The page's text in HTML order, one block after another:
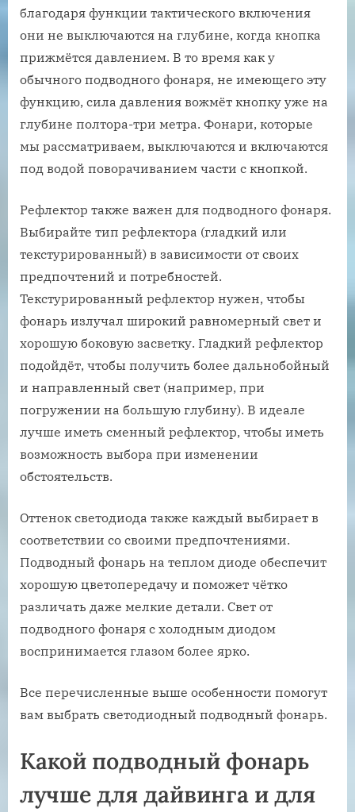
благодаря функции тактического включения
они не выключаются на глубине, когда кнопка
прижмётся давлением. В то время как у
обычного подводного фонаря, не имеющего эту
функцию, сила давления вожмёт кнопку уже на
глубине полтора-три метра. Фонари, которые
мы рассматриваем, выключаются и включаются
под водой поворачиванием части с кнопкой.
Рефлектор также важен для подводного фонаря.
Выбирайте тип рефлектора (гладкий или
текстурированный) в зависимости от своих
предпочтений и потребностей.
Текстурированный рефлектор нужен, чтобы
фонарь излучал широкий равномерный свет и
хорошую боковую засветку. Гладкий рефлектор
подойдёт, чтобы получить более дальнобойный
и направленный свет (например, при
погружении на большую глубину). В идеале
лучше иметь сменный рефлектор, чтобы иметь
возможность выбора при изменении
обстоятельств.
Оттенок светодиода также каждый выбирает в
соответствии со своими предпочтениями.
Подводный фонарь на теплом диоде обеспечит
хорошую цветопередачу и поможет чётко
различать даже мелкие детали. Свет от
подводного фонаря с холодным диодом
воспринимается глазом более ярко.
Все перечисленные выше особенности помогут
вам выбрать светодиодный подводный фонарь.
Какой подводный фонарь
лучше для дайвинга и для